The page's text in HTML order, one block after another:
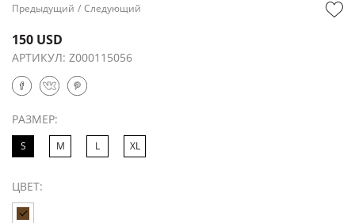
Предыдущий / Следующий
150 USD
АРТИКУЛ: Z000115056
РАЗМЕР:
S M L XL
ЦВЕТ: